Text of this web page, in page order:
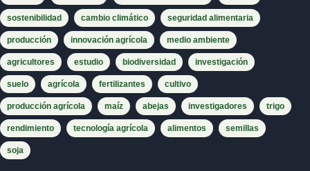
sostenibilidad cambio climático seguridad alimentaria
producción innovación agrícola medio ambiente
agricultores estudio biodiversidad investigación
suelo agrícola fertilizantes cultivo
producción agrícola maíz abejas investigadores trigo
rendimiento tecnología agrícola alimentos semillas
soja